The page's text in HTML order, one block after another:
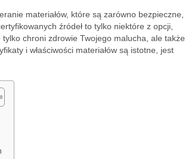
materiałów, które są zarówno bezpieczne,
źródeł to tylko niektóre z opcji,
chroni zdrowie Twojego malucha, ale także
i właściwości materiałów są istotne, jest